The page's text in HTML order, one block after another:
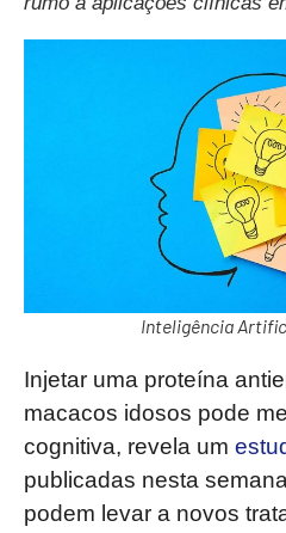
Inteligência
Injetar uma proteína
macacos idosos pode
cognitiva, revela um
publicadas nesta
podem levar a novos